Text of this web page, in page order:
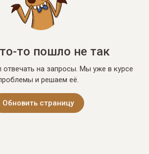
то пошло не так
отвечать на запросы. Мы уже в курсе
и решаем её.
Обновить страницу